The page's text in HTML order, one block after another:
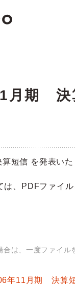
わせ
月期
短信 を発表い
は、PDFファイ
は、一度ファイル
年11月期 決算